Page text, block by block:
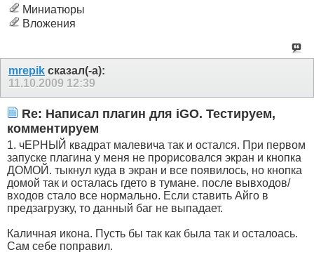
Миниатюры
Вложения
mrepik сказал(-а):
11.10.2009 12:39
Re: Написал плагин для iGO. Тестируем,
комментируем
1. чЕРНЫЙ квадрат малевича так и остался. При первом
запуске плагина у меня не прорисовался экран и кнопка
ДОМОЙ. тыкнул куда в экран и все появилось, но кнопка
домой так и осталась гдето в тумане. после вывходов/
входов стало все нормально. Если ставить Айго в
предзагрузку, то данный баг не выпадает.
Каличная икона. Пусть бы так как была так и осталоась.
Сам себе поправил.